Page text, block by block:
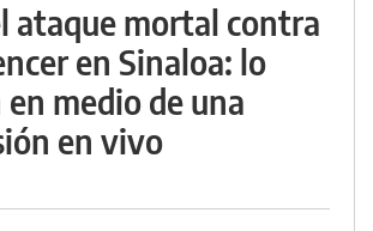
ataque mortal contra
en Sinaloa: lo
medio de una
en vivo